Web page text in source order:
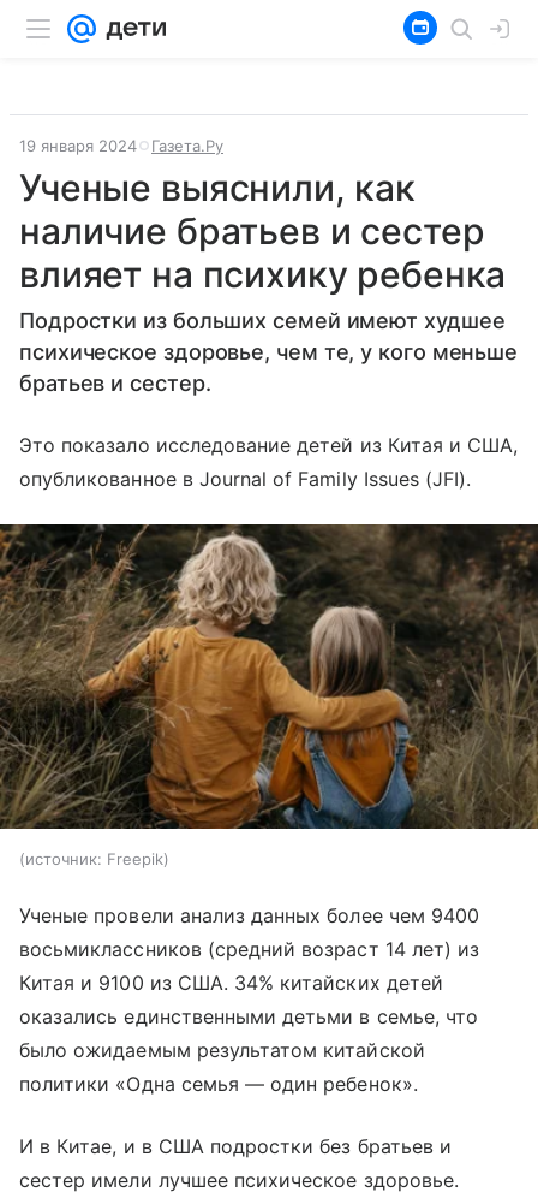
19 января 2024 Газета.Ру
Ученые выяснили, как
наличие братьев и сестер
влияет на психику ребенка
Подростки из больших семей имеют худшее
психическое здоровье, чем те, у кого меньше
братьев и сестер.
Это показало исследование детей из Китая и США,
опубликованное в Journal of Family Issues (JFI).
источник: Freepik
Ученые провели анализ данных более чем 9400
восьмиклассников (средний возраст 14 лет) из
Китая и 9100 из США. 34% китайских детей
оказались единственными детьми в семье, что
было ожидаемым результатом китайской
политики «Одна семья — один ребенок».
И в Китае, и в США подростки без братьев и
сестер имели лучшее психическое здоровье.